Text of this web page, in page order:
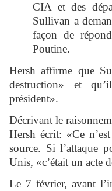
CIA et des
Sullivan a
façon de
Poutine.
Hersh affirme que
destruction» et
président».
Décrivant le
Hersh écrit: «Ce
source. Si l’attaque
Unis, «c’était un acte
Le 7 février, avant